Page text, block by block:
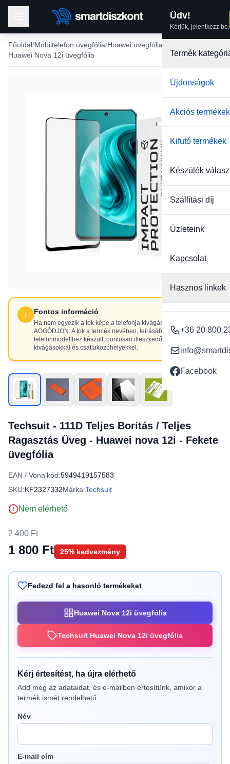
Üdv!
Kérjük, jelentkezz be.
Termék
Újdonságok
Akciós termékek
Kifutó termékek
Készülék
Szállítási díj
Üzleteink
Kapcsolat
Hasznos linkek
+36 20 800
Facebook
Főoldal Mobiltelefon üvegfólia Huawei üvegfólia
Huawei Nova 12i üvegfólia
Fontos információ
Ha nem egyezik a tok képe a telefonja kivágásaival, NE
AGGÓDJON. A tok a termék nevében, leírásában szereplő
telefonmodellhez készült, pontosan illeszkedő
kivágásokkal és csatlakozóhelyekkel.
Techsuit - 111D Teljes Borítás / Teljes
Ragasztás Üveg - Huawei nova 12i - Fekete
üvegfólia
EAN / Vonalkód:5949419157583
SKU:KF2327332Márka:Techsuit
Nem elérhető
2 400 Ft
1 800 Ft 25% kedvezmény
Fedezd fel a hasonló termékeket
Huawei Nova 12i üvegfólia
Techsuit Huawei Nova 12i üvegfólia
Kérj értesítést, ha újra elérhető
Add meg az adataidat, és e-mailben értesítünk, amikor a
termék ismét rendelhető.
Név
E-mail cím